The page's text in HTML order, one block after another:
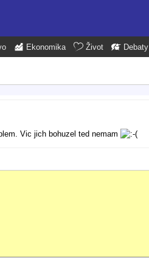
Ekonomika Život Debaty
Vic jich bohuzel ted nemam